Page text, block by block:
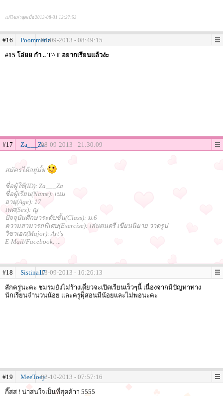
แก้ไขล่าสุดเมื่อ 2013-08-31 12:27:53
#16 Poommarin08-09-2013 - 08:49:15
#15 โอ่ยย กำ .. T^T อยากเรียนแล้วง่ะ
#17 Za___Za08-09-2013 - 21:30:09
สมัครได้อยู่มั้ย
ชื่อผู้ใช้(ID): Za___Za
ชื่อผู้เรียน(Name): เนม
อายุ(Age): 17
เพศ(Sex): ญ
ปัจจุบันศึกษาระดับชั้น(Class): ม.6
ความสามารถพิเศษ(Exercise): เล่นดนตรี เขียนนิยาย วาดรูป
วิชาเอก(Major): Art's
E-Mail/Facebook: ...
#18 Sistina1713-09-2013 - 16:26:13
สักครู่นะคะ ชมรมยังไม่ร้างเดี่ยวจะเปิดเรียนเร็วๆนี้ เนื่องจากมีปัญหาทาง
นักเรียนจำนวนน้อย และครูผุ็สอนมีน้อยและไม่พอนะคะ
#19 MeeToey02-10-2013 - 07:57:16
กิ๊สส ! น่าสนใจเป็นที่สุดค้าา 5555